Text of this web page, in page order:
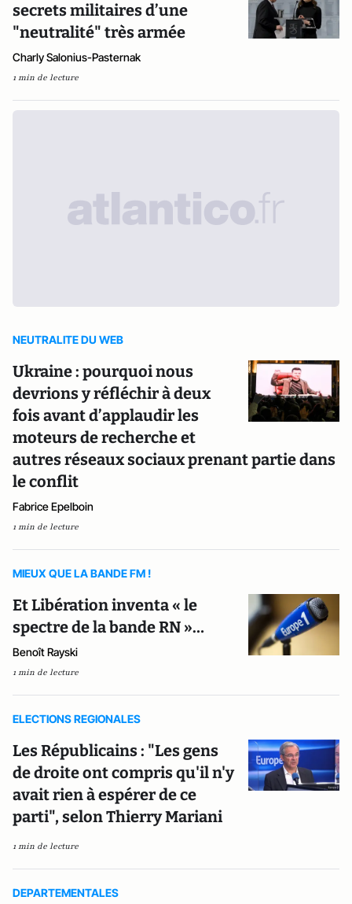
secrets militaires d’une
"neutralité" très armée
Charly Salonius-Pasternak
1 min de lecture
NEUTRALITE DU WEB
Ukraine : pourquoi nous
devrions y réfléchir à deux
fois avant d’applaudir les
moteurs de recherche et
autres réseaux sociaux prenant partie dans
le conflit
Fabrice Epelboin
1 min de lecture
MIEUX QUE LA BANDE FM !
Et Libération inventa « le
spectre de la bande RN »…
Benoît Rayski
1 min de lecture
ELECTIONS REGIONALES
Les Républicains : "Les gens
de droite ont compris qu'il n'y
avait rien à espérer de ce
parti", selon Thierry Mariani
1 min de lecture
DEPARTEMENTALES